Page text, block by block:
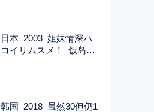
日本_2003_姐妹情深ハ
コイリムスメ！_饭岛直
韩国_2018_虽然30但仍1